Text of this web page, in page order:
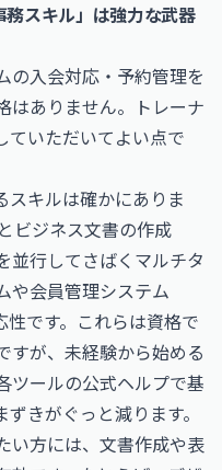
スキル」は強力な武器
の入会対応・予約管理を
はありません。トレーナ
ていただいてよい点で
スキルは確かにありま
ビジネス文書の作成
並行してさばくマルチタ
や会員管理システム
です。これらは資格で
すが、未経験から始める
ツールの公式ヘルプで基
きがぐっと減ります。
い方には、文書作成や表